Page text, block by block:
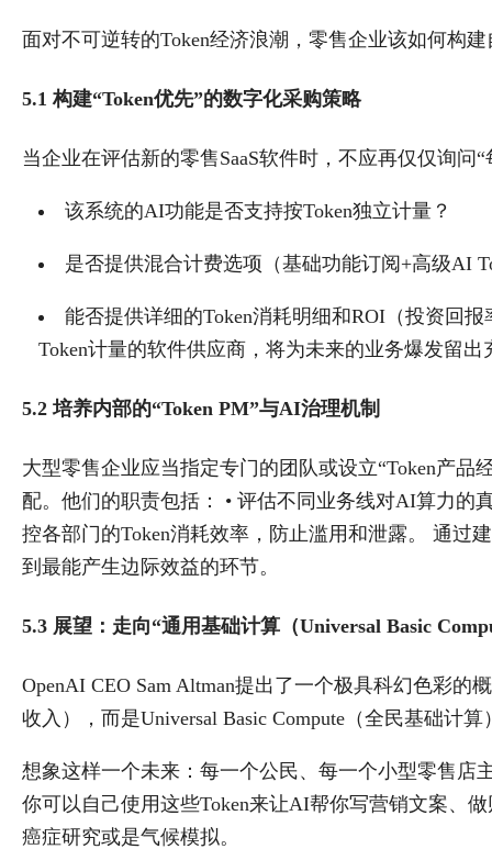
面对不可逆转的Token经济浪潮，零售企业该如何构
5.1 构建“Token优先”的数字化采购策略
当企业在评估新的零售SaaS软件时，不应再仅仅询问
该系统的AI功能是否支持按Token独立计量？
是否提供混合计费选项（基础功能订阅+高级AI
能否提供详细的Token消耗明细和ROI（投资回
Token计量的软件供应商，将为未来的业务爆发留出
5.2 培养内部的“Token PM”与AI治理机制
大型零售企业应当指定专门的团队或设立“Token产品
配。他们的职责包括： • 评估不同业务线对AI算力的
控各部门的Token消耗效率，防止滥用和泄露。 通过
到最能产生边际效益的环节。
5.3 展望：走向“通用基础计算（Universal Basic
OpenAI CEO Sam Altman提出了一个极具科幻色彩的
收入），而是Universal Basic Compute（全民基础计算
想象这样一个未来：每一个公民、每一个小型零售店
你可以自己使用这些Token来让AI帮你写营销文案、
癌症研究或是气候模拟。